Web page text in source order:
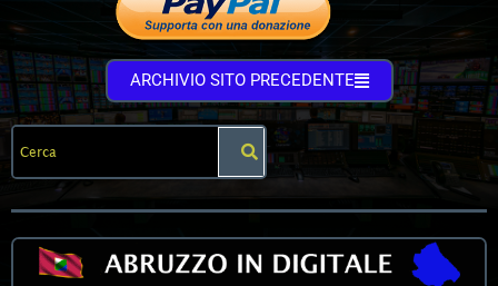
ARCHIVIO SITO PRECEDENTE